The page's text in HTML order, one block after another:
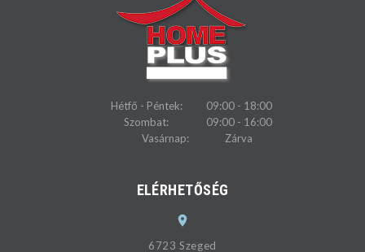
Hétfő - Péntek:
09:00 - 18:00
Szombat:
09:00 - 16:00
Vasárnap:
Zárva
ELÉRHETŐSÉG
6723 Szeged